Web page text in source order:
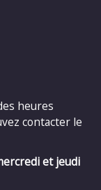
heures
contacter le
et jeudi